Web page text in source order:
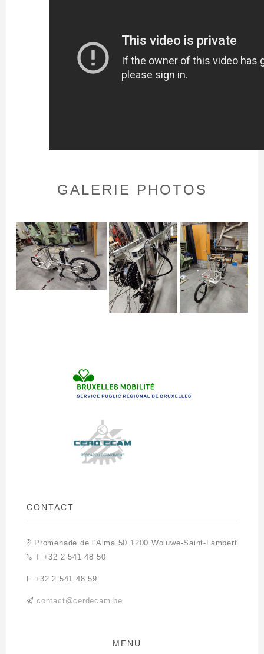
GALERIE PHOTOS
CONTACT
Promenade de l'Alma 50 1200 Woluwe-Saint-Lambert
T +32 2 541 48 50
F +32 2 541 48 59
contact@cerdecam.be
MENU